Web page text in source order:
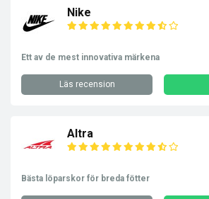
Nike
Ett av de mest innovativa märkena
Läs recension
Altra
Bästa löparskor för breda fötter